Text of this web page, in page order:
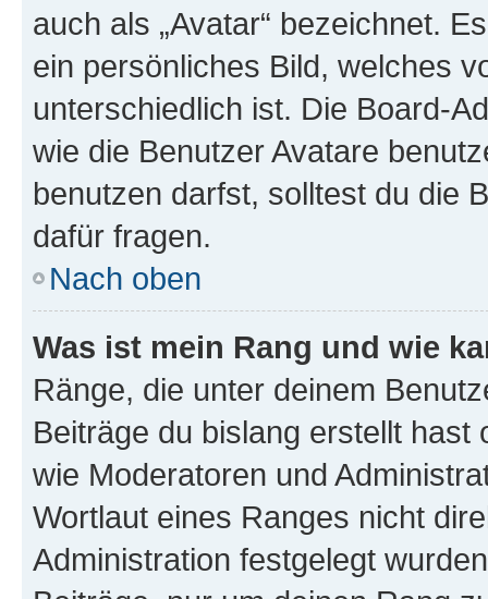
auch als „Avatar“ bezeichnet.
ein persönliches Bild, welches
unterschiedlich ist. Die Board-
wie die Benutzer Avatare
benutzen darfst, solltest du die
dafür fragen.
Nach oben
Was ist mein Rang und wie
Ränge, die unter deinem
Beiträge du bislang erstellt
wie Moderatoren und
Wortlaut eines Ranges nicht
Administration festgelegt